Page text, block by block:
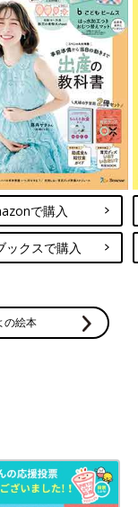
で購入
ックスで購入
の絵本